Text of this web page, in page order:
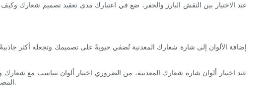
عند الاختيار بين النقش البارز والحفر، ضع في اعتبارك مدى تعقيد تصميم شعارك وكيف
إضافة الألوان إلى شارة شعارك المعدنية تُضفي حيويةً على تصميمك وتجعله أكثر جاذبيةً
عند اختيار ألوان شارة شعارك المعدنية، من الضروري اختيار ألوان تتناسب مع
المصنعة لضمان توافق الألوان مع رؤيتك. سواء اخترت ألوانًا جريئة زاهية أو ألوانًا هادئة، فإن اللون يلعب دورًا هامًا في المظهر العام لشارتك.